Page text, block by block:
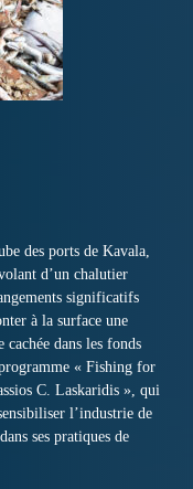
des ports de Kavala,
d’un chalutier
significatifs
à la surface une
dans les fonds
« Fishing for
C. Laskaridis », qui
l’industrie de
ses pratiques de